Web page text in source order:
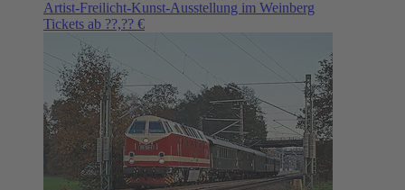
Artist-Freilicht-Kunst-Ausstellung im Weinberg
Tickets ab ??,?? €